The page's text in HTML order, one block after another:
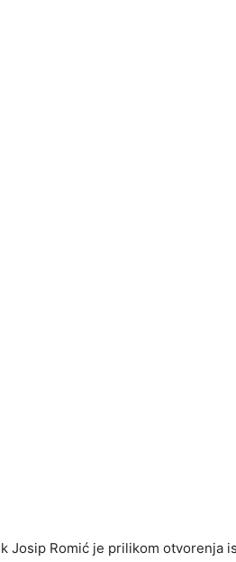
Josip Romić je prilikom otvorenja